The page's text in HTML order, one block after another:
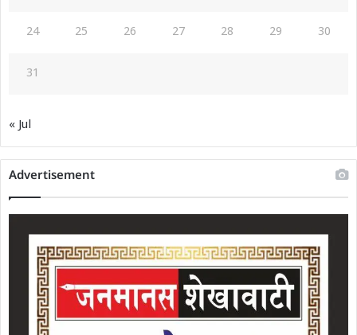
24 25 26 27 28 29 30
31
« Jul
Advertisement